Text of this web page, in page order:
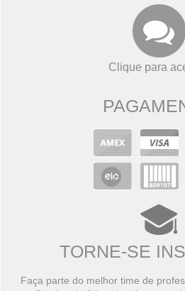
Clique para
TORNE-SE
Faça parte do melhor time de